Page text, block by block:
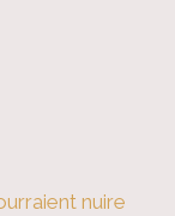
nuire